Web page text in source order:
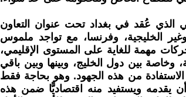
الذي عُقد في بغداد تحت عنوان التعاون
الخليجية، وفرنسا، مع تواجد ملموس
مهمة للغاية على المستوى الإقليمي،
وخاصة بين دول الخليج، وبينها وبين باقي
الاستفادة من هذه الجهود. وهو بحاجة فقط
يقدمه ويستفيد منه اقتصاديًّا ضمن هذه